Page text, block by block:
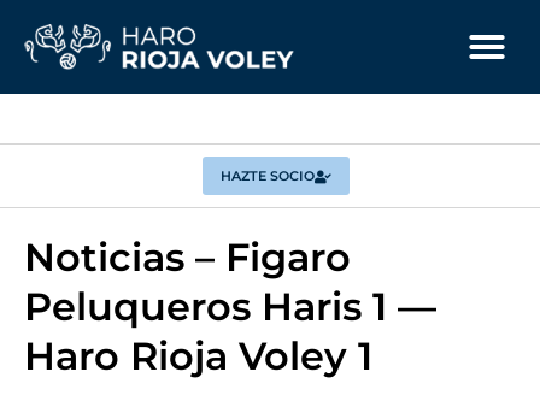
HAZTE SOCIO
Noticias – Figaro
Peluqueros Haris 1 —
Haro Rioja Voley 1